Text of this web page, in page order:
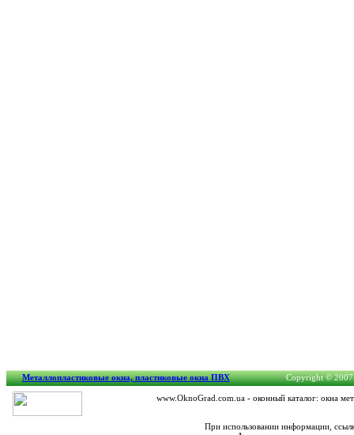
Металлопластиковые окна, пластиковые окна ПВХ Copyright ©
www.OknoGrad.com.ua - оконный каталог: окна
При использовании информации,